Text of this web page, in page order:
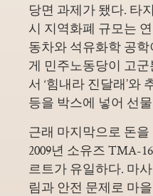
당면 과제가 됐다. 타
시 지역화폐 규모는
동차와 석유화학 공
게 민주노동당이 고
서 ‘힘내라 진달래’
등을 박스에 넣어 선
근래 마지막으로 돈
2009년 소유즈 TMA-
르트가 유일하다. 마
림과 안전 문제로 마